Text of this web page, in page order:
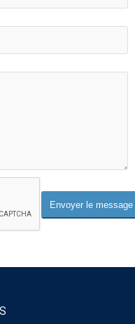
Envoyer le message